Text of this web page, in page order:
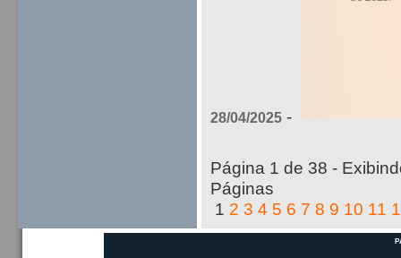
28/04/2025 -
Página 1 de 38 -
Páginas
1 2 3 4 5 6 7 8 9 10 11